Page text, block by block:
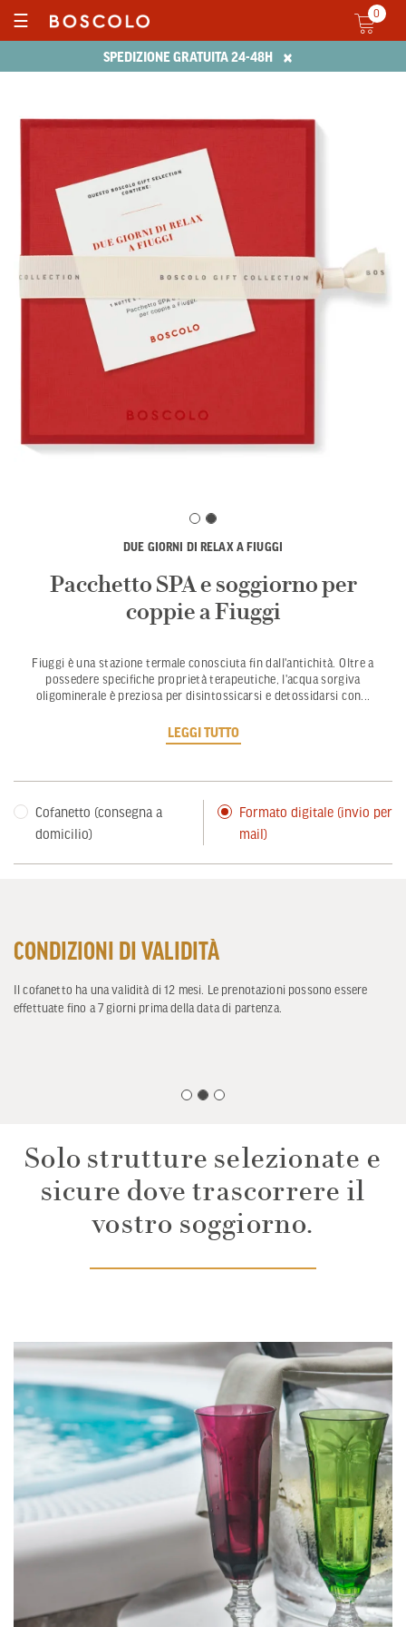
SPEDIZIONE GRATUITA 24-48H ×
☰ 0
DUE GIORNI DI RELAX A FIUGGI
Pacchetto SPA e soggiorno per
coppie a Fiuggi
Fiuggi è una stazione termale conosciuta fin dall'antichità. Oltre a
possedere specifiche proprietà terapeutiche, l'acqua sorgiva
oligominerale è preziosa per disintossicarsi e detossidarsi con
LEGGI TUTTO
Cofanetto (consegna a
domicilio)
Formato digitale (invio per
mail)
CONDIZIONI DI VALIDITÀ
Il cofanetto ha una validità di 12 mesi. Le prenotazioni possono essere
effettuate fino a 7 giorni prima della data di partenza.
Solo strutture selezionate e
sicure dove trascorrere il
vostro soggiorno.